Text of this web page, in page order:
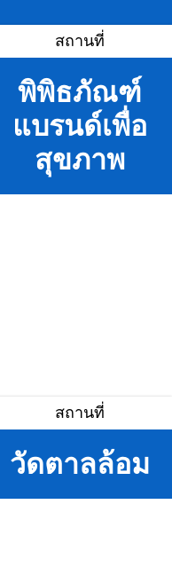
สถานที่
พิพิธภัณฑ์
แบรนด์เพื่อ
สุขภาพ
สถานที่
วัดตาลล้อม